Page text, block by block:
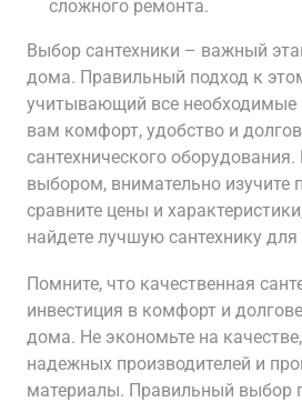
сложного ремонта.
Выбор сантехники – важный
дома. Правильный подход к
учитывающий все необходимые
вам комфорт, удобство и
сантехнического оборудования.
выбором, внимательно изучите
сравните цены и
найдете лучшую сантехнику для
Помните, что качественная
инвестиция в комфорт и
дома. Не экономьте на
надежных производителей и
материалы. Правильный выбор